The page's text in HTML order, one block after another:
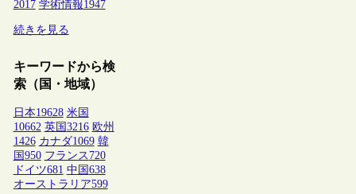
2017 学術情報1947
続きを見る
キーワードから検
索（国・地域）
日本19628 米国
10662 英国 3216 欧州
1426 カナダ1069 韓
国 950 フランス 720
ドイツ681 中国 638
オーストラリア599